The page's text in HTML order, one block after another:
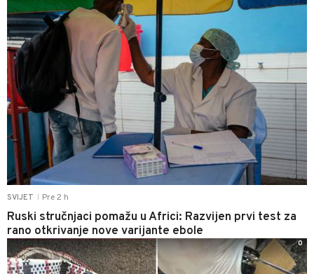
SVIJET Pre 2 h
Ruski stručnjaci pomažu u Africi: Razvijen prvi test za
rano otkrivanje nove varijante ebole
0